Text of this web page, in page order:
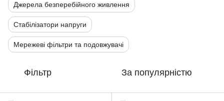
Джерела безперебійного живлення
Стабілізатори напруги
Мережеві фільтри та подовжувачі
Фільтр За популярністю